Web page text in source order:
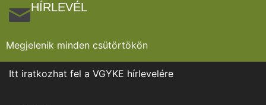
HÍRLEVÉL
Megjelenik minden csütörtökön
Itt iratkozhat fel a VGYKE hírlevelére